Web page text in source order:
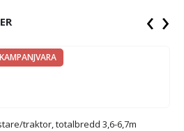
KAMPANJVARA
traktor, totalbredd 3,6-6,7m
‹ ›